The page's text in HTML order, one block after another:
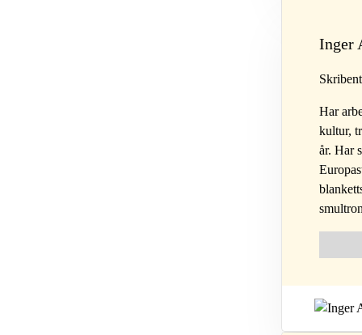
Inger
Skribent
Har
kultur,
år. Har